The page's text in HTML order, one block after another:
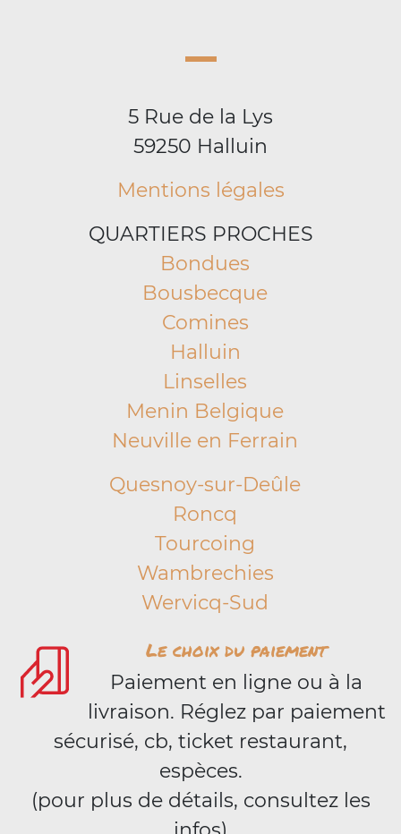
5 Rue de la Lys
59250 Halluin
Mentions légales
QUARTIERS PROCHES
Bondues
Bousbecque
Comines
Halluin
Linselles
Menin Belgique
Neuville en Ferrain
Quesnoy-sur-Deûle
Roncq
Tourcoing
Wambrechies
Wervicq-Sud
Le choix du paiement
Paiement en ligne ou à la
livraison. Réglez par paiement
sécurisé, cb, ticket restaurant,
espèces.
(pour plus de détails, consultez les